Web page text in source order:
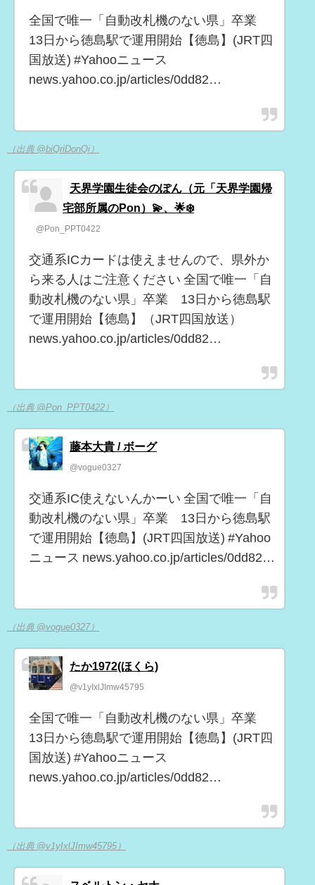
全国で唯一「自動改札機のない県」卒業
13日から徳島駅で運用開始【徳島】(JRT四
国放送) #Yahooニュース
news.yahoo.co.jp/articles/0dd82…
（出典 @biQriDonQi）
天界学園生徒会のぽん（元「天界学園帰
宅部所属のPon）💫、🌟❄️
@Pon_PPT0422
交通系ICカードは使えませんので、県外か
ら来る人はご注意ください 全国で唯一「自
動改札機のない県」卒業 13日から徳島駅
で運用開始【徳島】（JRT四国放送）
news.yahoo.co.jp/articles/0dd82…
（出典 @Pon_PPT0422）
藤本大貴 / ボーグ
@vogue0327
交通系IC使えないんかーい 全国で唯一「自
動改札機のない県」卒業 13日から徳島駅
で運用開始【徳島】(JRT四国放送) #Yahoo
ニュース news.yahoo.co.jp/articles/0dd82…
（出典 @vogue0327）
たか1972(ほくら)
@v1yIxlJImw45795
全国で唯一「自動改札機のない県」卒業
13日から徳島駅で運用開始【徳島】(JRT四
国放送) #Yahooニュース
news.yahoo.co.jp/articles/0dd82…
（出典 @v1yIxlJImw45795）